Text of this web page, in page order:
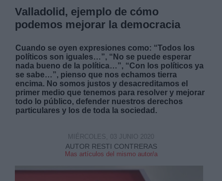
Valladolid, ejemplo de cómo
podemos mejorar la democracia
Cuando se oyen expresiones como: “Todos los
políticos son iguales…”, “No se puede esperar
nada bueno de la política…”, “Con los políticos ya
se sabe…”, pienso que nos echamos tierra
encima. No somos justos y desacreditamos el
primer medio que tenemos para resolver y mejorar
todo lo público, defender nuestros derechos
particulares y los de toda la sociedad.
AUTOR RESTI CONTRERAS
Mas artículos del mismo autor/a
MIÉRCOLES, 03 JUNIO 2020
Destinatarios: